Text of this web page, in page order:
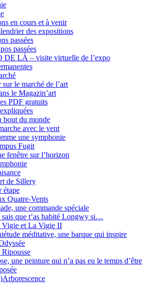
en cours et à venir
des expositions
passées
passées
DE LÀ – visite virtuelle de l’expo
sur le marché de l’art
le Magazin’art
PDF gratuits
bout du monde
avec le vent
une symphonie
Fugit
fenêtre sur l’horizon
de Sillery
étape
Quatre-Vents
une commande spéciale
sais que t’as habité Longwy si…
Vigie et La Vigie II
méditative, une barque qui inspire
une peinture qui n’a pas eu le temps d’être